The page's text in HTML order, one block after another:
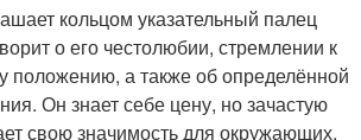
кольцом указательный палец
о его честолюбии, стремлении к
положению, а также об определённой
Он знает себе цену, но зачастую
свою значимость для окружающих.